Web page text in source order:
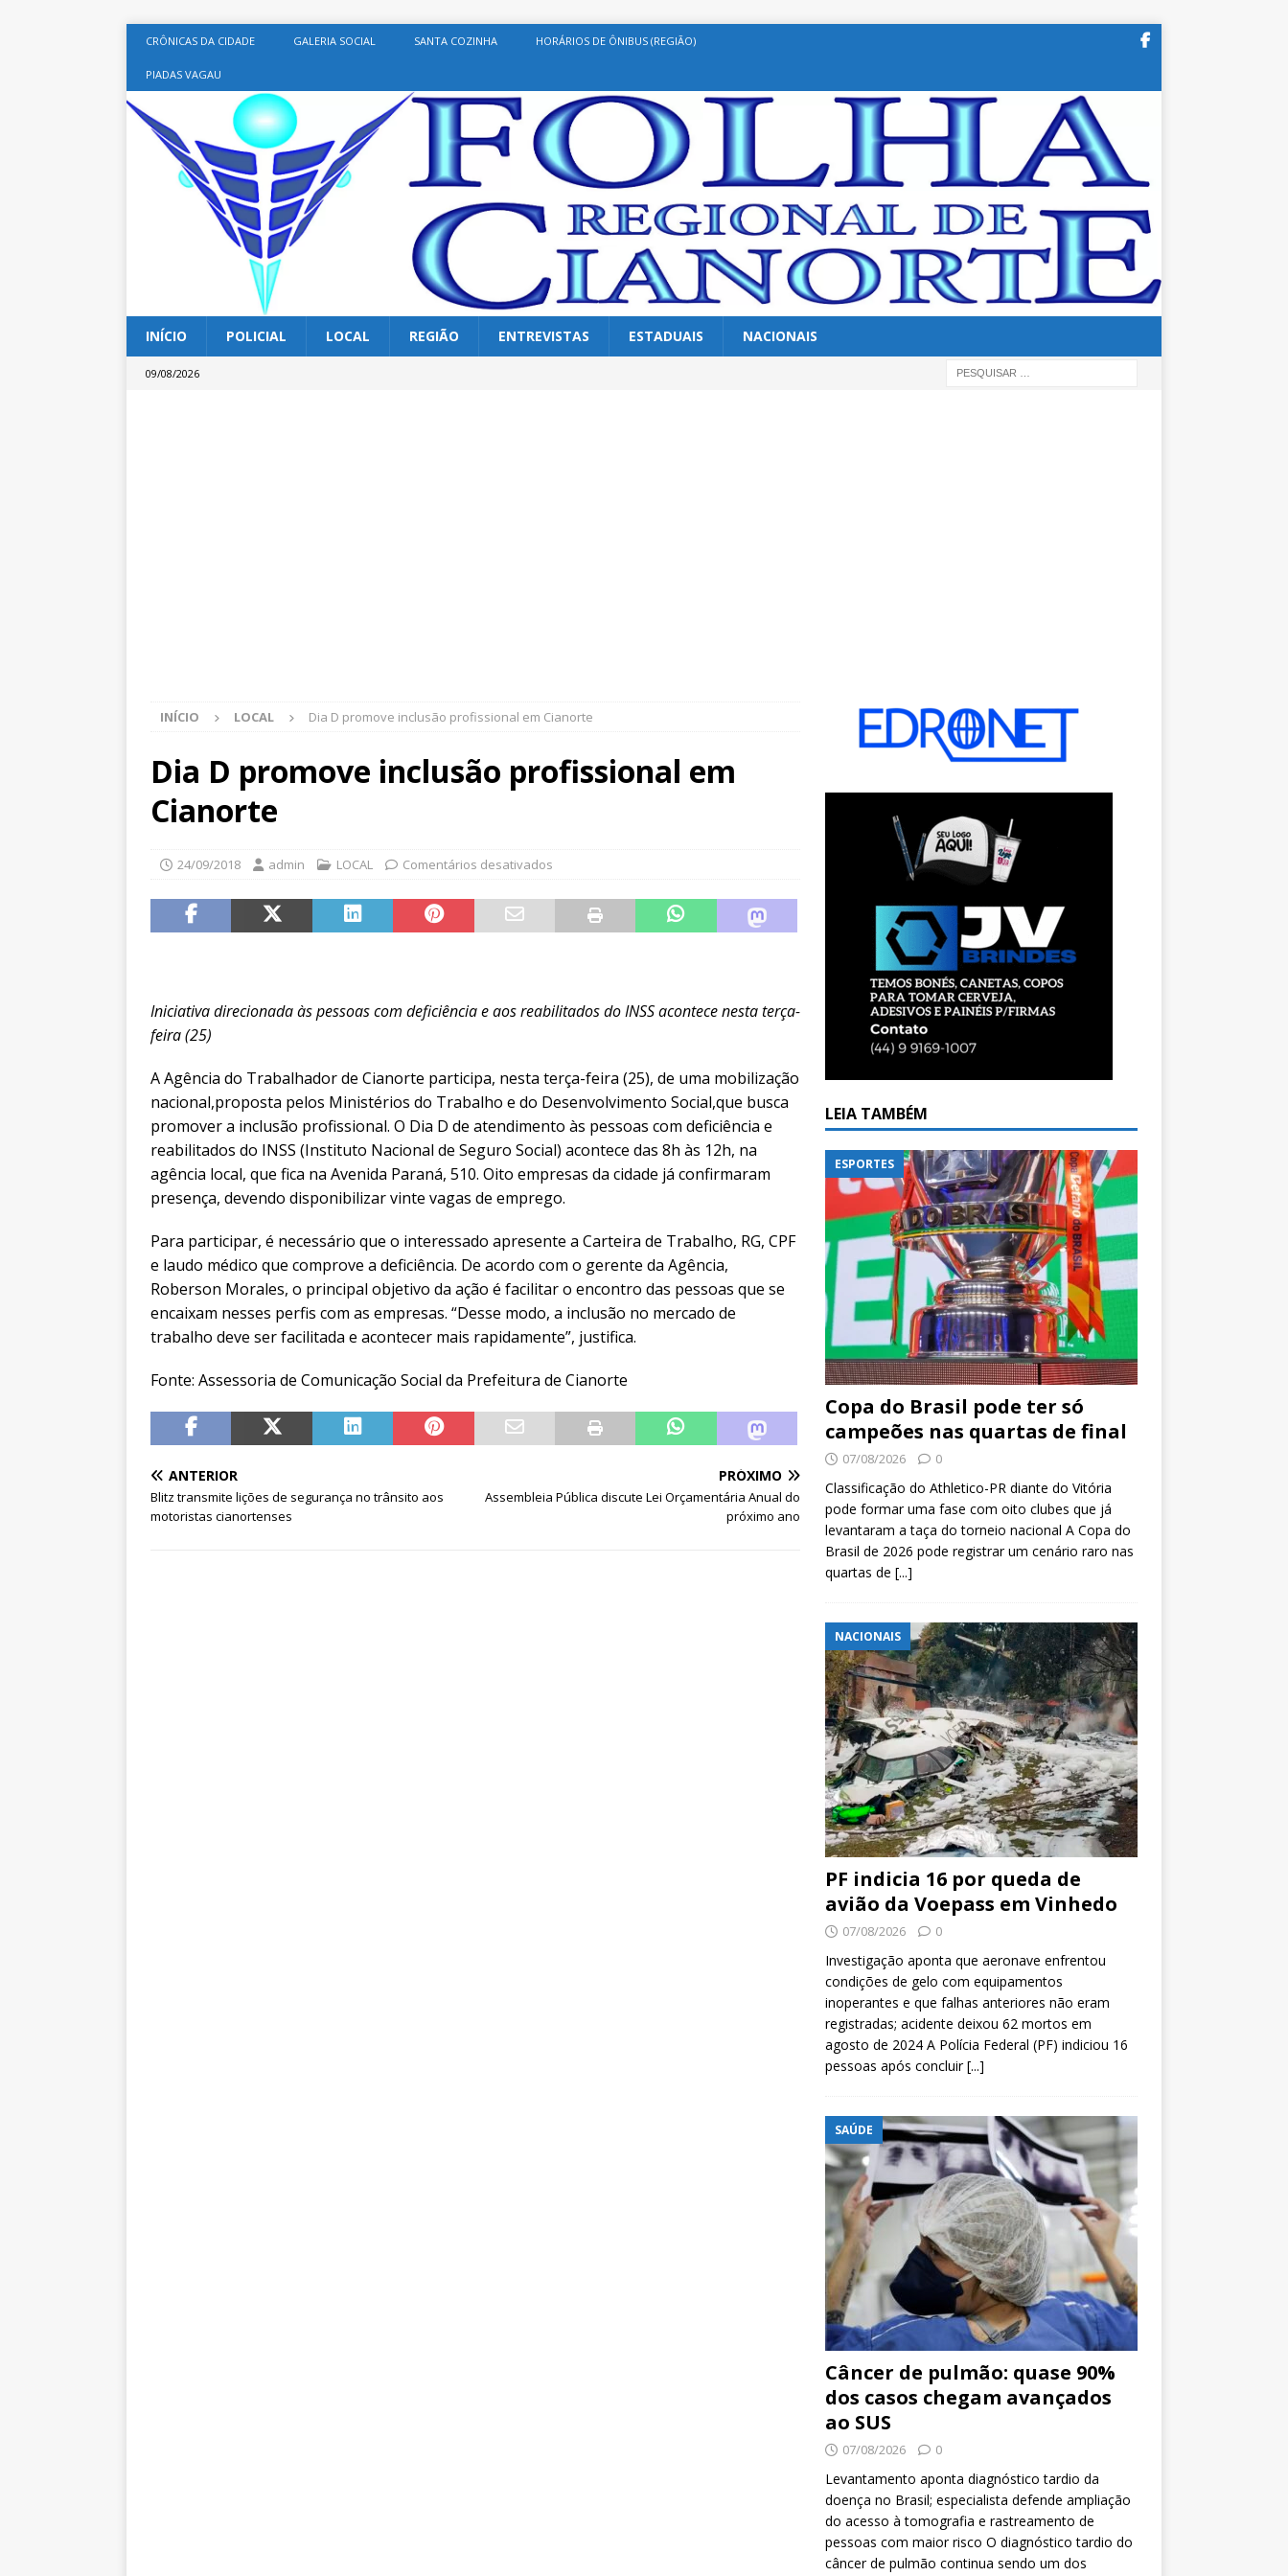
CRÔNICAS DA CIDADE GALERIA SOCIAL SANTA COZINHA HORÁRIOS DE ÔNIBUS (REGIÃO)
PIADAS VAGAU
INÍCIO POLICIAL LOCAL REGIÃO ENTREVISTAS ESTADUAIS NACIONAIS
09/08/2026
INÍCIO LOCAL Dia D promove inclusão profissional em Cianorte
Dia D promove inclusão profissional em
Cianorte
24/09/2018 admin LOCAL Comentários desativados
Iniciativa direcionada às pessoas com deficiência e aos reabilitados do INSS acontece nesta terça-
feira (25)
A Agência do Trabalhador de Cianorte participa, nesta terça-feira (25), de uma mobilização
nacional,proposta pelos Ministérios do Trabalho e do Desenvolvimento Social,que busca
promover a inclusão profissional. O Dia D de atendimento às pessoas com deficiência e
reabilitados do INSS (Instituto Nacional de Seguro Social) acontece das 8h às 12h, na
agência local, que fica na Avenida Paraná, 510. Oito empresas da cidade já confirmaram
presença, devendo disponibilizar vinte vagas de emprego.
Para participar, é necessário que o interessado apresente a Carteira de Trabalho, RG, CPF
e laudo médico que comprove a deficiência. De acordo com o gerente da Agência,
Roberson Morales, o principal objetivo da ação é facilitar o encontro das pessoas que se
encaixam nesses perfis com as empresas. “Desse modo, a inclusão no mercado de
trabalho deve ser facilitada e acontecer mais rapidamente”, justifica.
Fonte: Assessoria de Comunicação Social da Prefeitura de Cianorte
ANTERIOR
Blitz transmite lições de segurança no trânsito aos
motoristas cianortenses
PRÓXIMO
Assembleia Pública discute Lei Orçamentária Anual do
próximo ano
LEIA TAMBÉM
ESPORTES
Copa do Brasil pode ter só
campeões nas quartas de final
07/08/2026 0
Classificação do Athletico-PR diante do Vitória
pode formar uma fase com oito clubes que já
levantaram a taça do torneio nacional A Copa do
Brasil de 2026 pode registrar um cenário raro nas
quartas de [...]
NACIONAIS
PF indicia 16 por queda de
avião da Voepass em Vinhedo
07/08/2026 0
Investigação aponta que aeronave enfrentou
condições de gelo com equipamentos
inoperantes e que falhas anteriores não eram
registradas; acidente deixou 62 mortos em
agosto de 2024 A Polícia Federal (PF) indiciou 16
pessoas após concluir[...]
SAÚDE
Câncer de pulmão: quase 90%
dos casos chegam avançados
ao SUS
07/08/2026 0
Levantamento aponta diagnóstico tardio da
doença no Brasil; especialista defende ampliação
do acesso à tomografia e rastreamento de
pessoas com maior risco O diagnóstico tardio do
câncer de pulmão continua sendo um dos